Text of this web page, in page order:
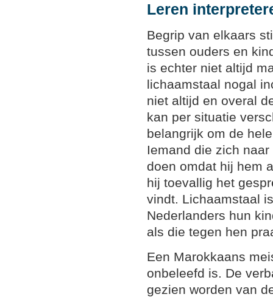
Leren
Begrip van elkaars
tussen ouders en
is echter niet altijd
lichaamstaal nogal
niet altijd en overal
kan per situatie
belangrijk om de
Iemand die zich
doen omdat hij hem
hij toevallig het
vindt. Lichaamstaal
Nederlanders hun
als die tegen hen
Een Marokkaans
onbeleefd is. De
gezien worden van